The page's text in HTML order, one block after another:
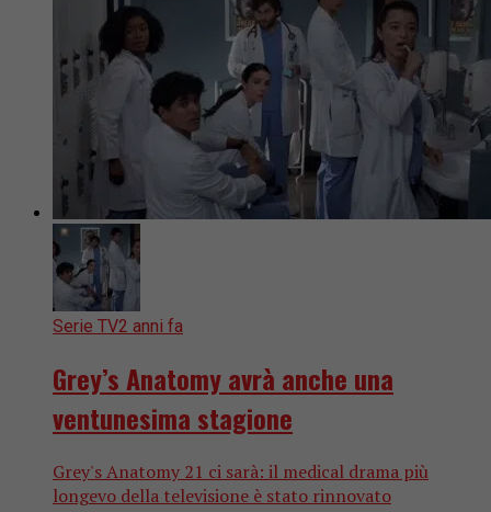
Serie TV2 anni fa
Grey’s Anatomy avrà anche una
ventunesima stagione
Grey's Anatomy 21 ci sarà: il medical drama più
longevo della televisione è stato rinnovato